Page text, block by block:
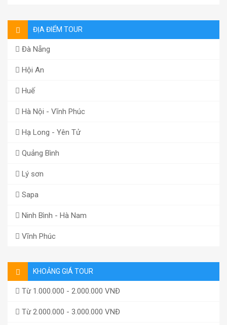
ĐỊA ĐIỂM TOUR
Đà Nẵng
Hội An
Huế
Hà Nội - Vĩnh Phúc
Hạ Long - Yên Tử
Quảng Bình
Lý sơn
Sapa
Ninh Bình - Hà Nam
Vĩnh Phúc
KHOẢNG GIÁ TOUR
Từ 1.000.000 - 2.000.000 VNĐ
Từ 2.000.000 - 3.000.000 VNĐ